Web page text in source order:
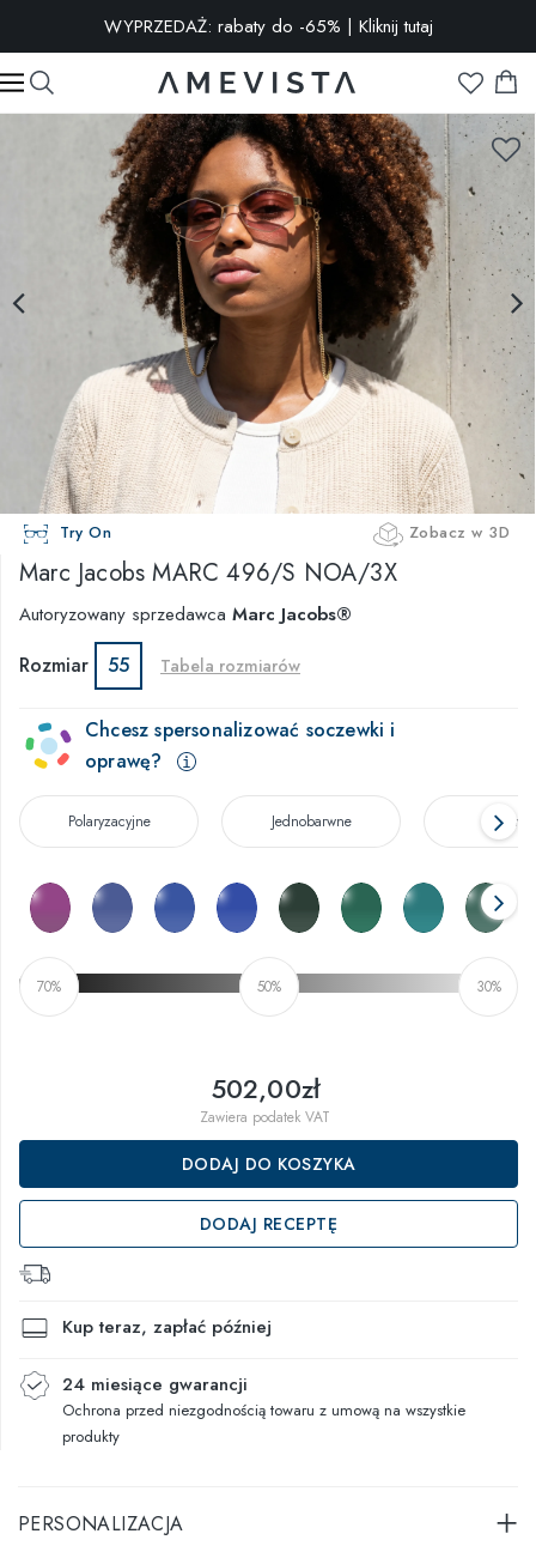
-15% ekstra na wszystkie okulary z soczewkami korekcyjnymi |
Try On Zobacz w 3D
Marc Jacobs MARC 496/S NOA/3X
Autoryzowany sprzedawca Marc Jacobs®
Rozmiar 55 Tabela rozmiarów
Chcesz spersonalizować soczewki i
oprawę?
Polaryzacyjne Jednobarwne
70% 50% 30%
502,00zł
Zawiera podatek VAT
DODAJ DO KOSZYKA
DODAJ RECEPTĘ
Kup teraz, zapłać później
24 miesiące gwarancji
Ochrona przed niezgodnością towaru z umową na wszystkie
produkty
PERSONALIZACJA